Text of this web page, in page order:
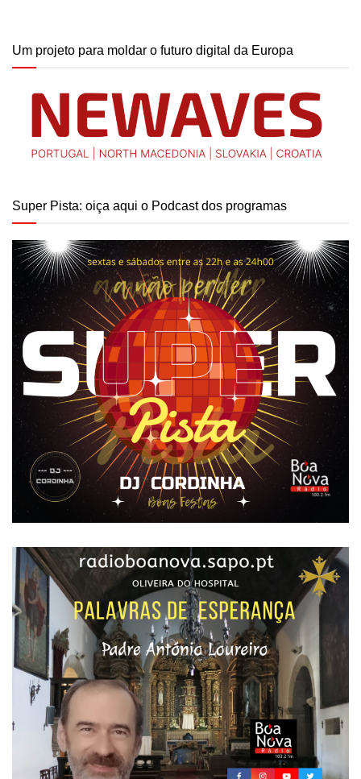
Um projeto para moldar o futuro digital da Europa
Super Pista: oiça aqui o Podcast dos programas